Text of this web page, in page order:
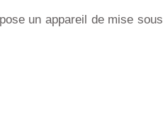
un appareil de mise sous